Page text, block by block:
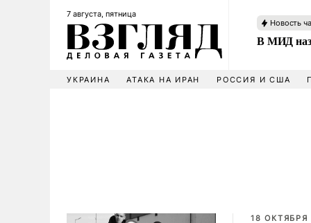
7 августа, пятница
Новость
В МИД
УКРАИНА АТАКА НА ИРАН РОССИЯ И США
18